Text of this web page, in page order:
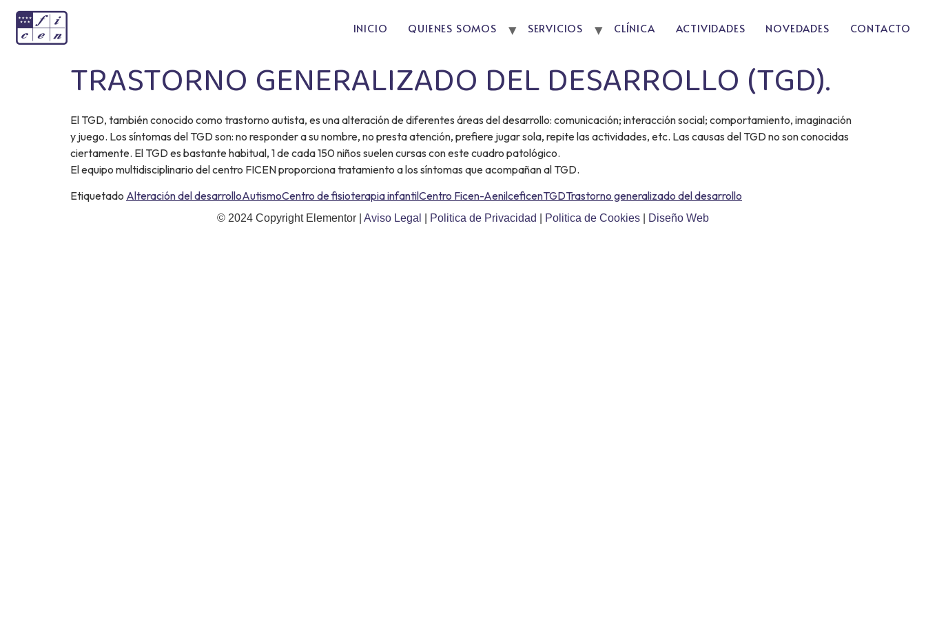
INICIO QUIENES SOMOS SERVICIOS CLÍNICA ACTIVIDADES NOVEDADES CONTACTO
TRASTORNO GENERALIZADO DEL DESARROLLO (TGD).
El TGD, también conocido como trastorno autista, es una alteración de diferentes áreas del desarrollo: comunicación; interacción social; comportamiento, imaginación
y juego. Los síntomas del TGD son: no responder a su nombre, no presta atención, prefiere jugar sola, repite las actividades, etc. Las causas del TGD no son conocidas
ciertamente. El TGD es bastante habitual, 1 de cada 150 niños suelen cursas con este cuadro patológico.
El equipo multidisciplinario del centro FICEN proporciona tratamiento a los síntomas que acompañan al TGD.
Etiquetado Alteración del desarrolloAutismoCentro de fisioterapia infantilCentro Ficen-AenilceficenTGDTrastorno generalizado del desarrollo
© 2024 Copyright Elementor | Aviso Legal Politica de Privacidad Politica de Cookies Diseño Web